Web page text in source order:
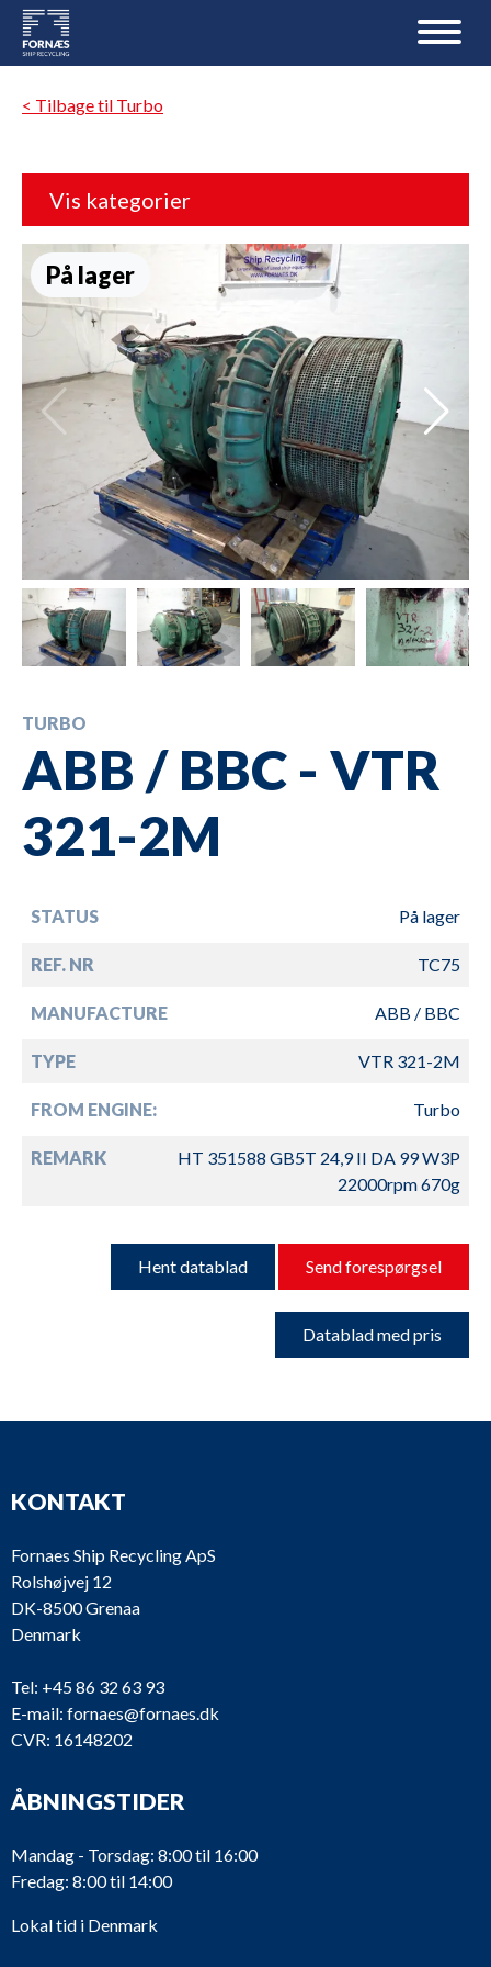
< Tilbage til Turbo
Vis kategorier
På lager
TURBO
ABB / BBC - VTR
321-2M
STATUS På lager
REF. NR TC75
MANUFACTURE ABB / BBC
TYPE VTR 321-2M
FROM ENGINE: Turbo
REMARK
HT 351588 GB5T 24,9 II DA 99 W3P
22000rpm 670g
Hent datablad Send forespørgsel
Datablad med pris
KONTAKT
Fornaes Ship Recycling ApS
Rolshøjvej 12
DK-8500 Grenaa
Denmark
Tel: +45 86 32 63 93
E-mail: fornaes@fornaes.dk
CVR: 16148202
ÅBNINGSTIDER
Mandag - Torsdag: 8:00 til 16:00
Fredag: 8:00 til 14:00
Lokal tid i Denmark